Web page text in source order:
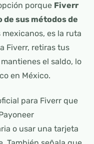
porque Fiverr
sus métodos de
es la ruta
Fiverr, retiras tus
el saldo, lo
en México.
para Fiverr que
o usar una tarjeta